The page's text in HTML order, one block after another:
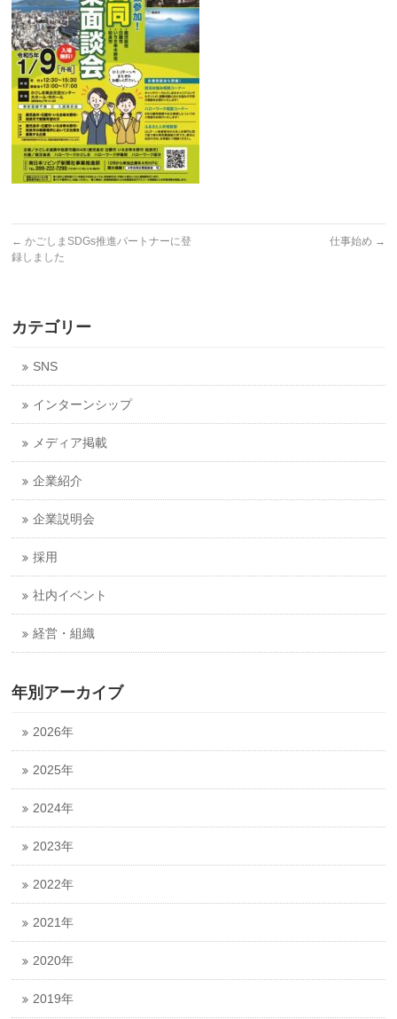
← かごしまSDGs推進パートナーに登
録しました
仕事始め →
カテゴリー
SNS
インターンシップ
メディア掲載
企業紹介
企業説明会
採用
社内イベント
経営・組織
年別アーカイブ
2026年
2025年
2024年
2023年
2022年
2021年
2020年
2019年